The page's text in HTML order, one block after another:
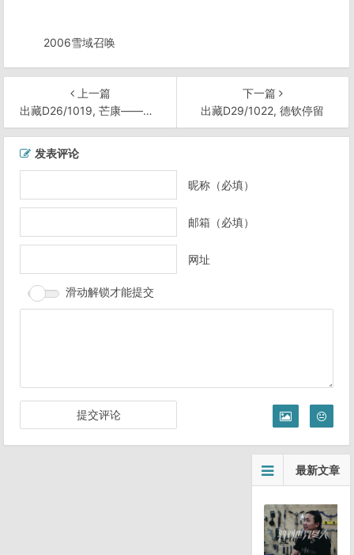
2006雪域召唤
上一篇
出藏D26/1019, 芒康——红拉山口——澜沧江边——盐井
下一篇
出藏D29/1022, 德钦停留
发表评论
昵称（必填）
邮箱（必填）
网址
滑动解锁才能提交
最新文章